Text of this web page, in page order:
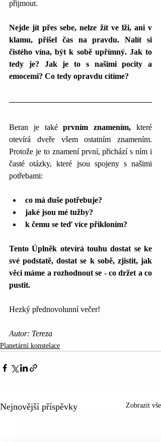
přijmout.
Nejde jít přes sebe, nelze žít ve lži, ani v
klamu, přišel čas na pravdu. Nalít si
čistého vína, být k sobě upřímný. Jak to
tedy je? Jak je to s našimi pocity a
emocemi? Co tedy opravdu cítíme?
Beran je také prvním znamením, které
otevírá dveře všem ostatním znamením.
Protože je to znamení první, přichází s ním i
časté otázky, které jsou spojeny s našimi
potřebami:
co má duše potřebuje?
jaké jsou mé tužby?
k čemu se teď více přikloním?
Tento Úplněk otevírá touhu dostat se ke
své podstatě, dostat se k sobě, zjistit, jak
věci máme a rozhodnout se - co držet a co
pustit.
Hezký přednovolunní večer!
Autor: Tereza
Planetární konstelace
Nejnovější příspěvky Zobrazit vše